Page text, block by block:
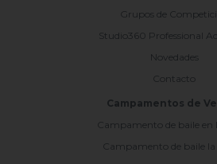
Grupos de
Studio360 Professional
Novedades
Contacto
Campamentos de
Campamento de baile en
Campamento de baile la